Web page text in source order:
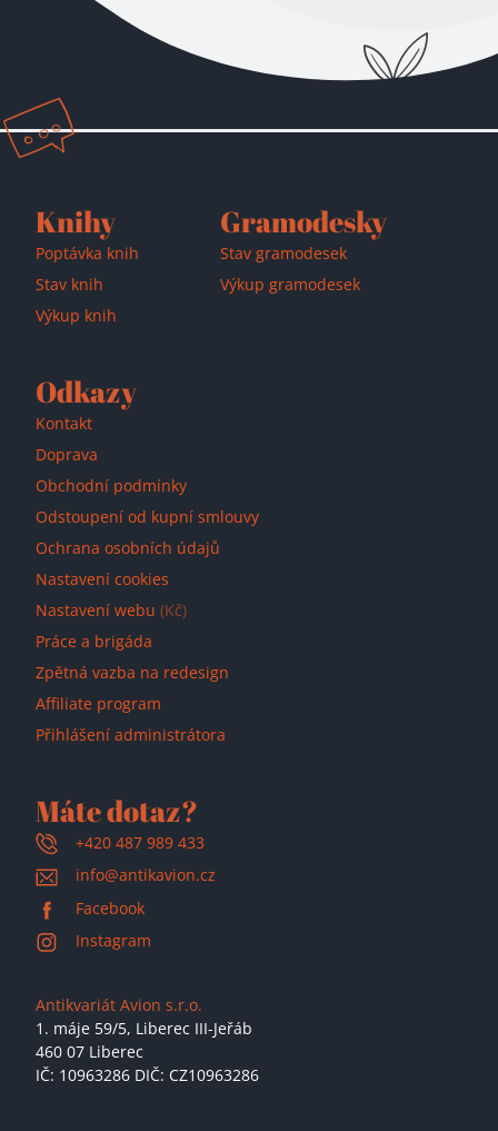
Přidáno do košíku!
Knihy
Poptávka knih
Stav knih
Výkup knih
Gramodesky
Stav gramodesek
Výkup gramodesek
Odkazy
Kontakt
Doprava
Obchodní podmínky
Odstoupení od kupní smlouvy
Ochrana osobních údajů
Nastavení cookies
Nastavení webu (Kč)
Práce a brigáda
Zpětná vazba na redesign
Affiliate program
Přihlášení administrátora
Máte dotaz?
+420 487 989 433
info@antikavion.cz
Facebook
Instagram
Antikvariát Avion s.r.o.
1. máje 59/5, Liberec III-Jeřáb
460 07 Liberec
IČ: 10963286 DIČ: CZ10963286